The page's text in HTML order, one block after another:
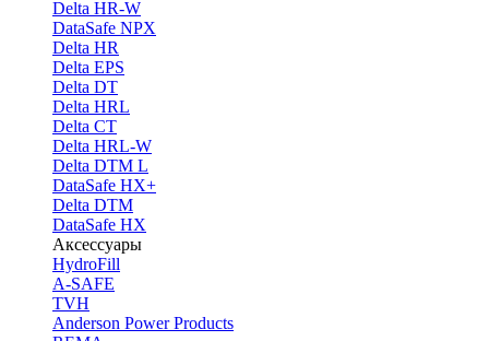
Delta HR-W
DataSafe NPX
Delta HR
Delta EPS
Delta DT
Delta HRL
Delta CT
Delta HRL-W
Delta DTM L
DataSafe HX+
Delta DTM
DataSafe HX
Аксессуары
HydroFill
A-SAFE
TVH
Anderson Power Products